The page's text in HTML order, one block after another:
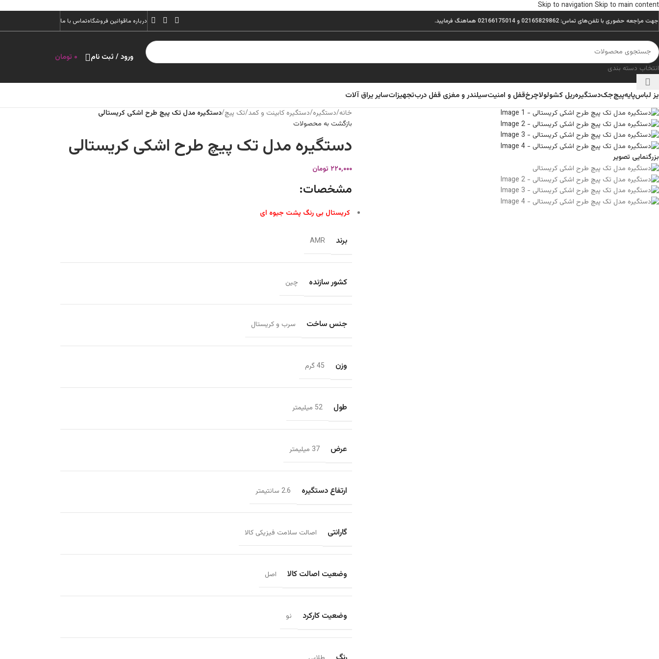
Skip to navigation Skip to main content
جهت مراجعه حضوری با تلفن‌های تماس: 02165829862 و 02166175014 هماهنگ فرمایید. درباره ماقوانین فروشگاهتماس با ما
انتخاب دسته بندی
ورود / ثبت نام ۰ تومان
لباسپایهپیچجکدستگیرهریل کشولولاچرخقفل و امنیتسیلندر و مغزی قفل دربتجهیزاتسایر یراق آلات
بزرگنمایی تصویر
خانه/دستگیره/دستگیره کابینت و کمد/تک پیچ/دستگیره مدل تک پیچ طرح اشکی کریستالی
بازگشت به محصولات
دستگیره مدل تک پیچ طرح اشکی کریستالی
۲۲۰,۰۰۰ تومان
مشخصات:
کریستال بی رنگ پشت جیوه ای
برند AMR
کشور سازنده چین
جنس ساخت سرب و کریستال
وزن 45 گرم
طول 52 میلیمتر
عرض 37 میلیمتر
ارتفاع دستگیره 2.6 سانتیمتر
گارانتی اصالت سلامت فیزیکی کالا
وضعیت اصالت کالا اصل
وضعیت کارکرد نو